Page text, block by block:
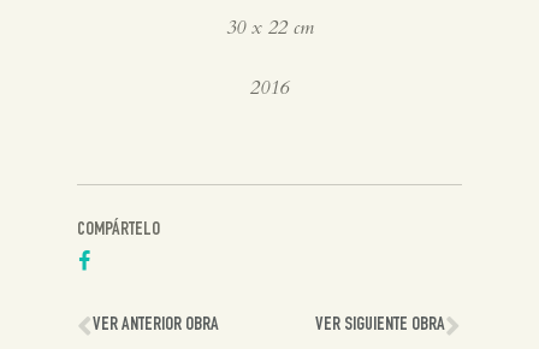
30 x 22 cm
2016
COMPÁRTELO
VER ANTERIOR OBRA VER SIGUIENTE OBRA